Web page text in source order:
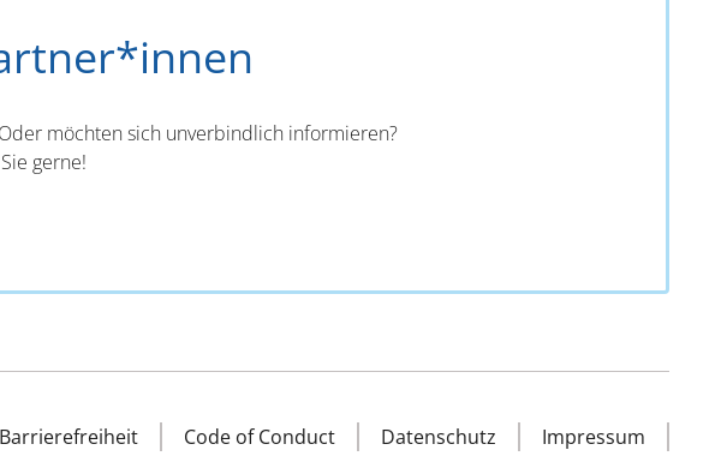
möchten sich unverbindlich informieren?
gerne!
Barrierefreiheit Code of Conduct Datenschutz Impressum